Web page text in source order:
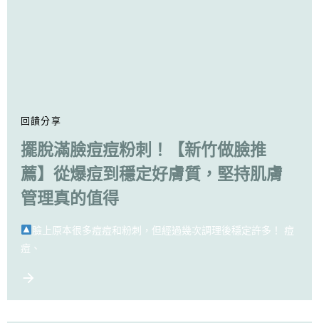
回饋分享
擺脫滿臉痘痘粉刺！【新竹做臉推
薦】從爆痘到穩定好膚質，堅持肌膚
管理真的值得
臉上原本很多痘痘和粉刺，但經過幾次調理後穩定許多！ 痘
痘、